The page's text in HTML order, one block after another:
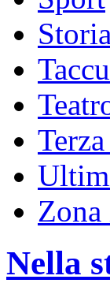
Storia
Nella